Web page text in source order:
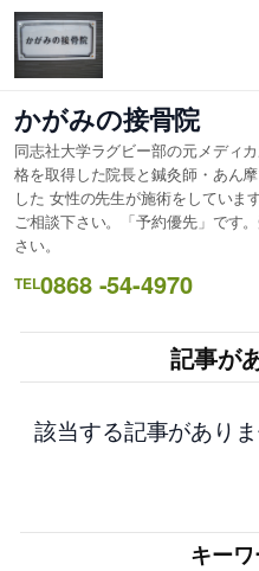
内
容
を
キ
ッ
プ
かがみの接骨院
同志社大学ラグビー部の元メディ
格を取得した院長と鍼灸師・あん
した 女性の先生が施術をしていま
ご相談下さい。「予約優先」です
さい。
TEL0868 -54-4970
記事が
該当する記事がありま
キー